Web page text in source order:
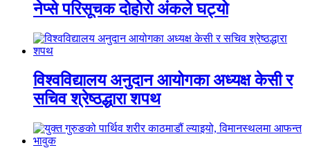
नेप्से परिसूचक दोहोरो अंकले घट्यो
विश्वविद्यालय अनुदान आयोगका अध्यक्ष केसी र
सचिव श्रेष्ठद्धारा शपथ